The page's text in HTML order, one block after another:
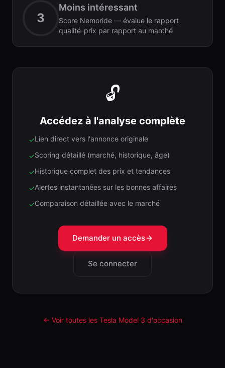
3
Moins intéressant
Score Nemoride — évalue le rapport
qualité-prix par rapport au marché
🔓
Accédez à l'analyse complète
✓Lien direct vers l'annonce originale
✓Scoring détaillé (marché, historique, âge)
✓Historique complet des prix et tendances
✓Alertes instantanées sur les bonnes affaires
✓Comparaison détaillée avec le marché
Demander un accès
Se connecter
← Voir toutes les Tesla Model 3 d'occasion